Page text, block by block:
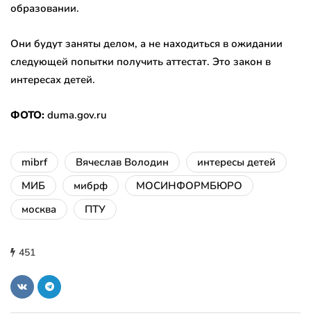
образовании.
Они будут заняты делом, а не находиться в ожидании
следующей попытки получить аттестат. Это закон в
интересах детей.
ФОТО: duma.gov.ru
mibrf Вячеслав Володин
интересы детей
МИБ
мибрф
МОСИНФОРМБЮРО
москва
ПТУ
451